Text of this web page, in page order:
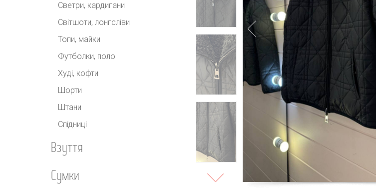
Светри, кардигани
Світшоти, лонгсліви
Топи, майки
Футболки, поло
Худі, кофти
Шорти
Штани
Спідниці
Взуття
Сумки